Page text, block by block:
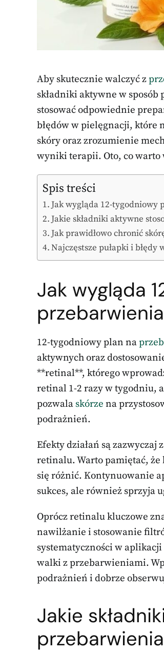
Aby skutecznie walczyć z
składniki aktywne w sposób
stosować odpowiednie
błędów w pielęgnacji, które
skóry oraz zrozumienie
wyniki terapii. Oto, co warto
Spis treści
Jak wygląda 12-tygodniowy
Jakie składniki aktywne
Jak prawidłowo chronić
Najczęstsze pułapki i
Jak wygląda
12-tygodniowy plan na
aktywnych oraz
**retinal**, którego
retinal 1-2 razy w tygodniu,
pozwala skórze na
podrażnień.
Efekty działań są zazwyczaj
retinalu. Warto pamiętać, że
się różnić. Kontynuowanie
sukces, ale również sprzyja
Oprócz retinalu kluczowe
nawilżanie i stosowanie
systematyczności w
walki z przebarwieniami.
podrażnień i dobrze
Jakie